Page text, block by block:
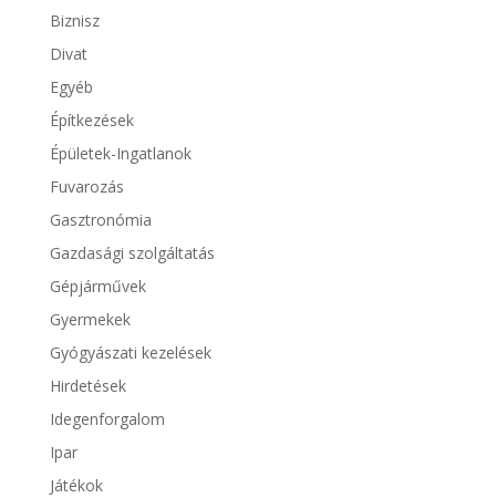
Biznisz
Divat
Egyéb
Építkezések
Épületek-Ingatlanok
Fuvarozás
Gasztronómia
Gazdasági szolgáltatás
Gépjárművek
Gyermekek
Gyógyászati kezelések
Hirdetések
Idegenforgalom
Ipar
Játékok